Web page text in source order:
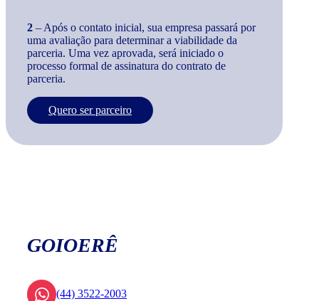
2 – Após o contato inicial, sua empresa passará por
uma avaliação para determinar a viabilidade da
parceria. Uma vez aprovada, será iniciado o
processo formal de assinatura do contrato de
parceria.
Quero ser parceiro
GOIOERÊ
(44) 3522-2003